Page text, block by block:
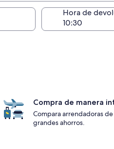
Hora de
Compra de manera
Compara arrendadoras
grandes ahorros.